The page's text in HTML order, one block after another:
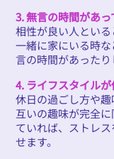
3. 無言の時間があ
相性が良い人といる
一緒に家にいる時
言の時間があったり
4. ライフスタイル
休日の過ごし方や
互いの趣味が完全
ていれば、ストレ
せます。